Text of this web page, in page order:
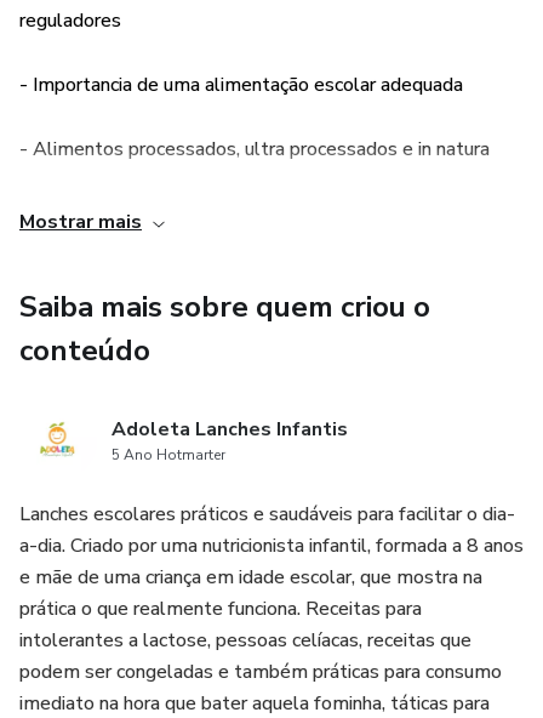
reguladores
- Importancia de uma alimentação escolar adequada
- Alimentos processados, ultra processados e in natura
- Como montar um cardápio
- Utensilios necessários para a lancheira
Mostrar mais
Saiba mais sobre quem criou o
conteúdo
Adoleta Lanches Infantis
5 Ano Hotmarter
Lanches escolares práticos e saudáveis para facilitar o dia-
a-dia. Criado por uma nutricionista infantil, formada a 8 anos
e mãe de uma criança em idade escolar, que mostra na
prática o que realmente funciona. Receitas para
intolerantes a lactose, pessoas celíacas, receitas que
podem ser congeladas e também práticas para consumo
imediato na hora que bater aquela fominha, táticas para